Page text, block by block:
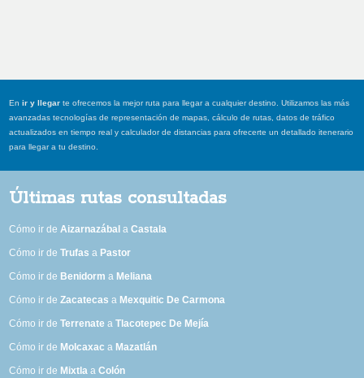
Enir y llegar te ofrecemos la mejor ruta para llegar a cualquier destino. Utilizamos las más
avanzadas tecnologías de representación de mapas, cálculo de rutas, datos de tráfico
actualizados en tiempo real y calculador de distancias para ofrecerte un detallado itenerario
para llegar a tu destino.
Últimas rutas consultadas
Cómo ir deAizarnazábal aCastala
Cómo ir deTrufas a Pastor
Cómo ir de Benidorm a Meliana
Cómo ir deZacatecas a Mexquitic De Carmona
Cómo ir deTerrenate aTlacotepec De Mejía
Cómo ir de Molcaxac a Mazatlán
Cómo ir de Mixtla aColón